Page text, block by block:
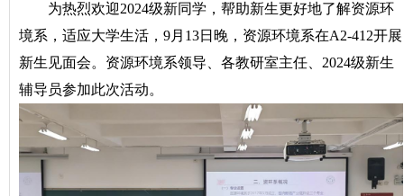
为热烈欢迎2024级新同学，帮助新生更好地了解资源环
境系，适应大学生活，9月13日晚，资源环境系在A2-412开展
新生见面会。资源环境系领导、各教研室主任、2024级新生
辅导员参加此次活动。